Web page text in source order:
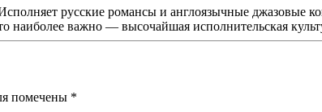
русские романсы и англоязычные джазовые
наиболее важно — высочайшая исполнительская
помечены *